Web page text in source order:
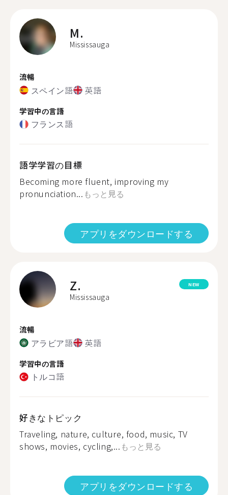
M.
Mississauga
流暢
スペイン語 英語
学習中の言語
フランス語
語学学習の目標
Becoming more fluent, improving my
pronunciation... もっと見る
アプリをダウンロードする
Z.
Mississauga
NEW
流暢
アラビア語 英語
学習中の言語
トルコ語
好きなトピック
Traveling, nature, culture, food, music, TV
shows, movies, cycling,... もっと見る
アプリをダウンロードする